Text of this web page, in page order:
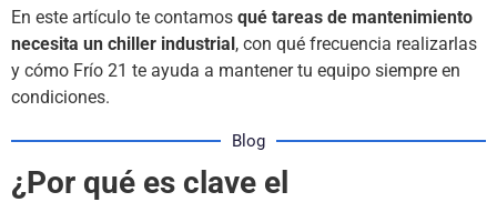
En este artículo te contamos qué tareas de mantenimiento
necesita un chiller industrial, con qué frecuencia realizarlas
y cómo Frío 21 te ayuda a mantener tu equipo siempre en
condiciones.
Blog
¿Por qué es clave el